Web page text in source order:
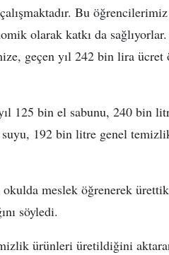
Bu
olarak katkı da
geçen yıl 242 bin lira
125 bin el sabunu, 240 bin
192 bin litre genel
meslek öğrenerek
söyledi.
ürünleri üretildiğini